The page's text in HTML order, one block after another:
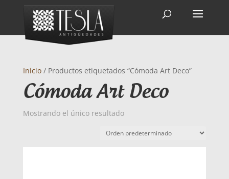
Inicio/ Productos etiquetados “Cómoda Art Deco”
Cómoda Art Deco
Mostrando el único resultado